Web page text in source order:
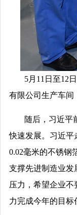
5月11日至12
有限公司生产车间
随后，习近平
快速发展。习近平
0.02毫米的不锈钢
支撑先进制造业发
压力，希望企业
力完成今年的目标